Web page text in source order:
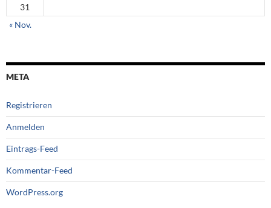
31
« Nov.
META
Registrieren
Anmelden
Eintrags-Feed
Kommentar-Feed
WordPress.org